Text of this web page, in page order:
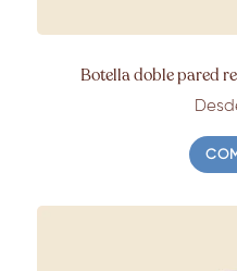
Botella doble pared